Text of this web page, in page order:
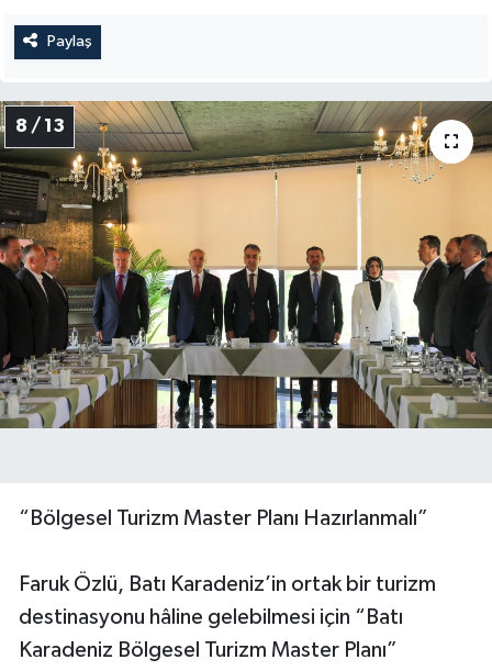
Paylaş
8 / 13
“Bölgesel Turizm Master Planı Hazırlanmalı”
Faruk Özlü, Batı Karadeniz’in ortak bir turizm
destinasyonu hâline gelebilmesi için “Batı
Karadeniz Bölgesel Turizm Master Planı”